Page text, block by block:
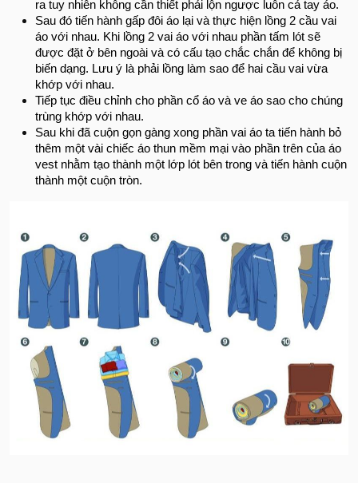
ra tuy nhiên không cần thiết phải lộn ngược luôn cả tay áo.
Sau đó tiến hành gấp đôi áo lại và thực hiện lồng 2 cầu vai
áo với nhau. Khi lồng 2 vai áo với nhau phần tấm lót sẽ
được đặt ở bên ngoài và có cấu tạo chắc chắn để không bị
biến dạng. Lưu ý là phải lồng làm sao để hai cầu vai vừa
khớp với nhau.
Tiếp tục điều chỉnh cho phần cổ áo và ve áo sao cho chúng
trùng khớp với nhau.
Sau khi đã cuộn gọn gàng xong phần vai áo ta tiến hành bỏ
thêm một vài chiếc áo thun mềm mại vào phần trên của áo
vest nhằm tạo thành một lớp lót bên trong và tiến hành cuộn
thành một cuộn tròn.